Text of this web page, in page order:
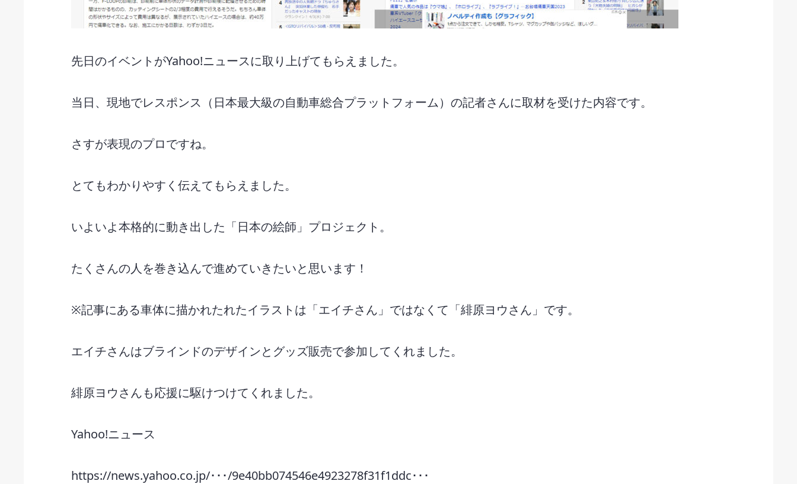
先日のイベントがYahoo!ニュースに取り上げてもらえました。
当日、現地でレスポンス（日本最大級の自動車総合プラットフォーム）の記者さんに取材を受けた内容です。
さすが表現のプロですね。
とてもわかりやすく伝えてもらえました。
いよいよ本格的に動き出した「日本の絵師」プロジェクト。
たくさんの人を巻き込んで進めていきたいと思います！
※記事にある車体に描かれたれたイラストは「エイチさん」ではなくて「緋原ヨウさん」です。
エイチさんはブラインドのデザインとグッズ販売で参加してくれました。
緋原ヨウさんも応援に駆けつけてくれました。
Yahoo!ニュース
https://news.yahoo.co.jp/･･･/9e40bb074546e4923278f31f1ddc･･･